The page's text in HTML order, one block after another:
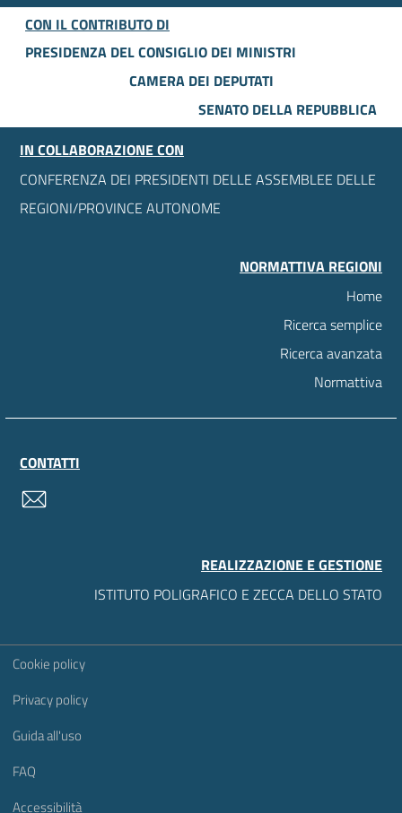
CON IL CONTRIBUTO DI
PRESIDENZA DEL CONSIGLIO DEI MINISTRI
CAMERA DEI DEPUTATI
SENATO DELLA REPUBBLICA
IN COLLABORAZIONE CON
CONFERENZA DEI PRESIDENTI DELLE ASSEMBLEE DELLE
REGIONI/PROVINCE AUTONOME
NORMATTIVA REGIONI
Home
Ricerca semplice
Ricerca avanzata
Normattiva
CONTATTI
REALIZZAZIONE E GESTIONE
ISTITUTO POLIGRAFICO E ZECCA DELLO STATO
Sezione Link Utili
Cookie policy
Privacy policy
Guida all'uso
FAQ
Accessibilità